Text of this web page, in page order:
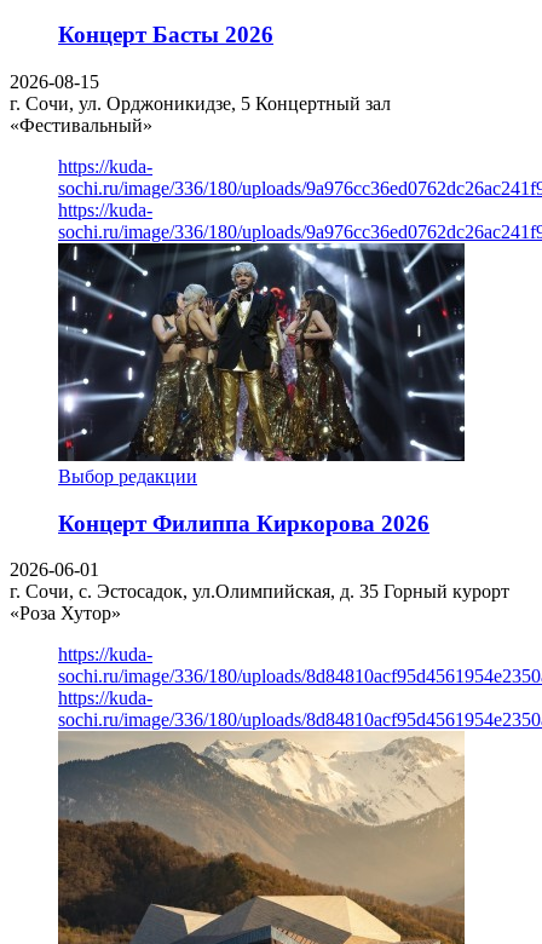
Концерт Басты 2026
2026-08-15
г. Сочи, ул. Орджоникидзе, 5 Концертный зал
«Фестивальный»
https://kuda-
sochi.ru/image/336/180/uploads/
https://kuda-
sochi.ru/image/336/180/uploads/
Выбор редакции
Концерт Филиппа Киркорова 2026
2026-06-01
г. Сочи, с. Эстосадок, ул.Олимпийская, д. 35 Горный курорт
«Роза Хутор»
https://kuda-
sochi.ru/image/336/180/uploads/
https://kuda-
sochi.ru/image/336/180/uploads/